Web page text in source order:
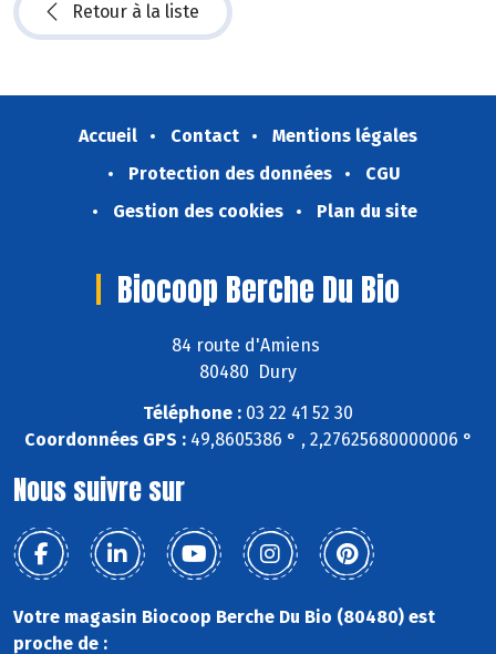
Retour à la liste
Accueil Contact
Mentions légales
Protection des données
CGU
Gestion des cookies
Plan du site
Biocoop Berche Du Bio
84 route d'Amiens
80480 Dury
Téléphone : 03 22 41 52 30
Coordonnées GPS :49,8605386 ° , 2,27625680000006 °
Nous suivre sur
Votre magasin Biocoop Berche Du Bio (80480) est
proche de :